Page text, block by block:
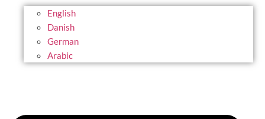
English
Danish
German
Arabic